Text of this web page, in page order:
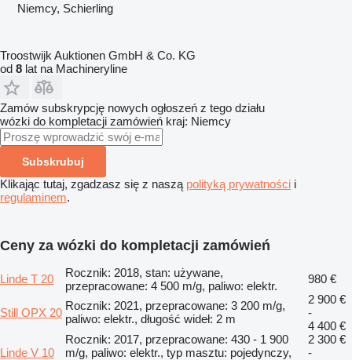
Niemcy, Schierling
Troostwijk Auktionen GmbH & Co. KG
od 8 lat na Machineryline
Zamów subskrypcję nowych ogłoszeń z tego działu
wózki do kompletacji zamówień kraj: Niemcy
Subskrubuj
Klikając tutaj, zgadzasz się z naszą polityką prywatności i
regulaminem.
Ceny za wózki do kompletacji zamówień
Linde T 20
Rocznik: 2018, stan: używane,
przepracowane: 4 500 m/g, paliwo: elektr.
980 €
Still OPX 20
Rocznik: 2021, przepracowane: 3 200 m/g,
paliwo: elektr., długość wideł: 2 m
2 900 €
-
4 400 €
Linde V 10
Rocznik: 2017, przepracowane: 430 - 1 900
m/g, paliwo: elektr., typ masztu: pojedynczy,
2 300 €
-